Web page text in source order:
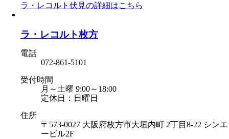
ラ・レコルト伏見の詳細はこちら
ラ・レコルト枚方
電話
072-861-5101
受付時間
月～土曜 9:00～18:00
定休日：日曜日
住所
〒573-0027 大阪府枚方市大垣内町 2丁目8-22 シンエ
ービル2F